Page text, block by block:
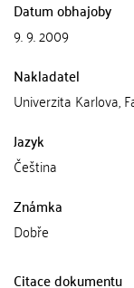
Datum obhajoby
9. 9. 2009
Nakladatel
Univerzita Karlova,
Jazyk
Čeština
Známka
Dobře
Citace dokumentu